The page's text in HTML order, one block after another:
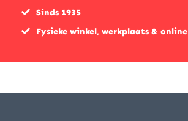
Sinds 1935
Fysieke winkel, werkplaats & online